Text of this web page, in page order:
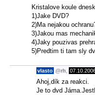
Kristalove koule
1)Jake DVD?
2)Ma nejakou
3)Jakou mas
4)Jaky pouzivas
5)Predtim ti tam sly
vlasto @rh
Ahoj,dík za reakci.
Je to dvd